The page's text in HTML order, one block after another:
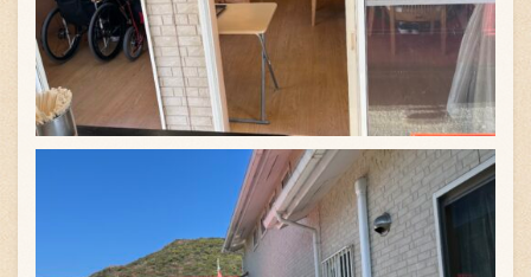
FC加盟店募集
会社案内
お知らせ